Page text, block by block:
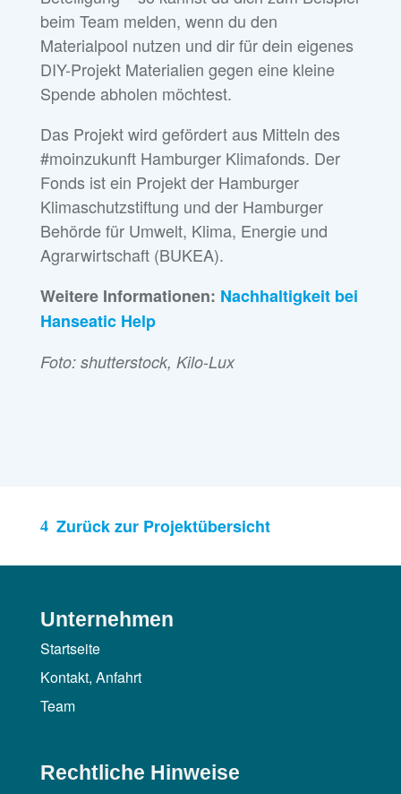
beim Team melden, wenn du den
Materialpool nutzen und dir für dein eigenes
DIY-Projekt Materialien gegen eine kleine
Spende abholen möchtest.
Das Projekt wird gefördert aus Mitteln des
#moinzukunft Hamburger Klimafonds. Der
Fonds ist ein Projekt der Hamburger
Klimaschutzstiftung und der Hamburger
Behörde für Umwelt, Klima, Energie und
Agrarwirtschaft (BUKEA).
Weitere Informationen: Nachhaltigkeit bei
Hanseatic Help
Foto: shutterstock, Kilo-Lux
Zurück zur Projektübersicht
Unternehmen
Startseite
Kontakt, Anfahrt
Team
Rechtliche Hinweise